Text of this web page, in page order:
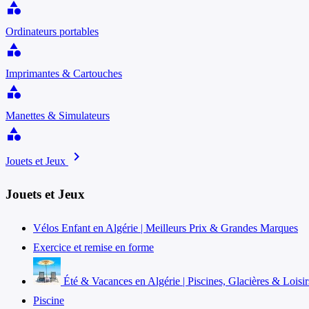
category
Ordinateurs portables
category
Imprimantes & Cartouches
category
Manettes & Simulateurs
category
Jouets et Jeux chevron_right
Jouets et Jeux
Vélos Enfant en Algérie | Meilleurs Prix & Grandes Marques
Exercice et remise en forme
Été & Vacances en Algérie | Piscines, Glacières &
Piscine